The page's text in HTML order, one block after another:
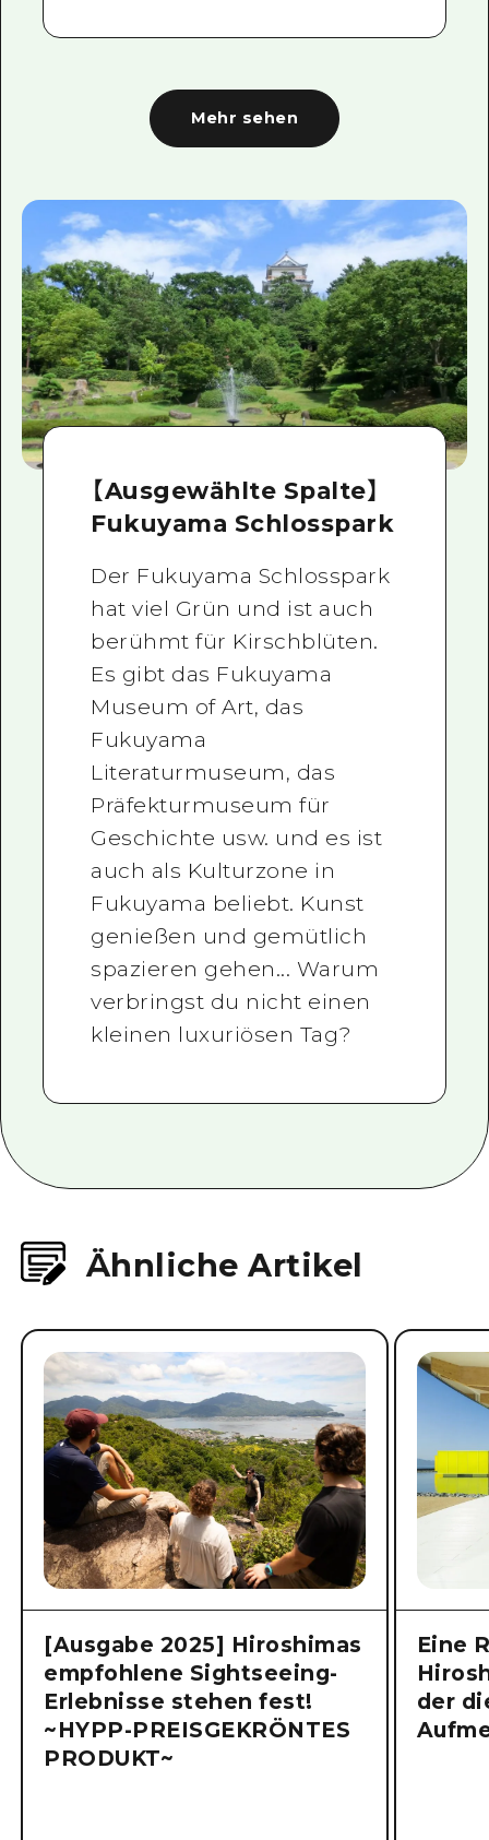
Mehr sehen
【Ausgewählte Spalte】
Fukuyama Schlosspark
Der Fukuyama Schlosspark
hat viel Grün und ist auch
berühmt für Kirschblüten.
Es gibt das Fukuyama
Museum of Art, das
Fukuyama
Literaturmuseum, das
Präfekturmuseum für
Geschichte usw. und es ist
auch als Kulturzone in
Fukuyama beliebt. Kunst
genießen und gemütlich
spazieren gehen... Warum
verbringst du nicht einen
kleinen luxuriösen Tag?
Ähnliche Artikel
[Ausgabe 2025] Hiroshimas
empfohlene Sightseeing-
Erlebnisse stehen fest!
~HYPP-PREISGEKRÖNTES
PRODUKT~
Eine
der